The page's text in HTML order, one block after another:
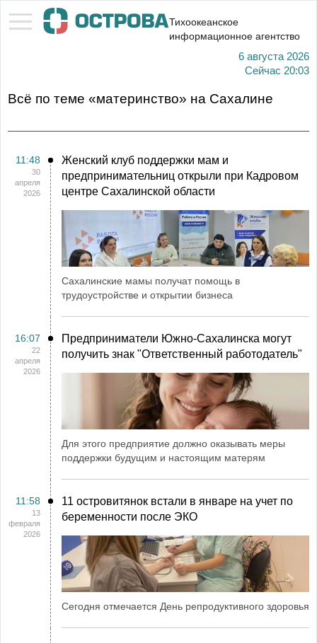
Тихоокеанское
информационное агентство
6 августа 2026
Сейчас 20:03
Всё по теме «материнство» на Сахалине
11:48
30
апреля
2026
Женский клуб поддержки мам и
предпринимательниц открыли при Кадровом
центре Сахалинской области
Сахалинские мамы получат помощь в
трудоустройстве и открытии бизнеса
16:07
22
апреля
2026
Предприниматели Южно-Сахалинска могут
получить знак "Ответственный работодатель"
Для этого предприятие должно оказывать меры
поддержки будущим и настоящим матерям
11:58
13
февраля
2026
11 островитянок встали в январе на учет по
беременности после ЭКО
Сегодня отмечается День репродуктивного здоровья